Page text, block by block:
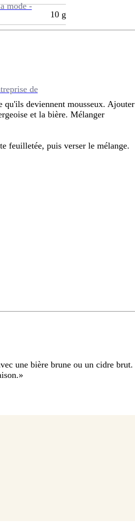
mode -
de
10 g
qu'ils deviennent mousseux. Ajouter
et la bière. Mélanger
feuilletée, puis verser le mélange.
une bière brune ou un cidre brut.
»